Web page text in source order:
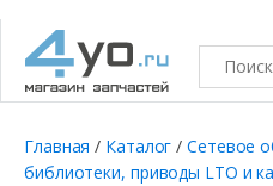
Главная / Каталог /Сетевое
библиотеки, приводы LTO и